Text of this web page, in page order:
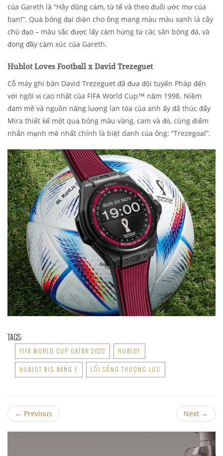
của Gareth là “Hãy dũng cảm, tử tế và theo đuổi ước mơ của
bạn!”. Quả bóng đại diện cho ông mang màu màu xanh lá cây
chủ đạo – màu sắc được lấy cảm hứng từ các sân bóng đá, và
đong đầy cảm xúc của Gareth.
Hublot Loves Football x David Trezeguet
Cỗ máy ghi bàn David Trezeguet đã đưa đội tuyển Pháp đến
với ngôi vị cao nhất của FIFA World Cup™ năm 1998. Niềm
đam mê và nguồn năng lượng lan tỏa của anh ấy đã thúc đẩy
Mira thiết kế một quả bóng màu vàng, cam và đỏ, cùng điểm
nhấn mạnh mẽ nhất chính là biệt danh của ông: “Trezegoal”.
TAGS:
FIFA WORLD CUP QATAR 2022 HUBLOT
HUBLOT BIG BANG E LỐI SỐNG THƯỢNG LƯU
← Previous Next →